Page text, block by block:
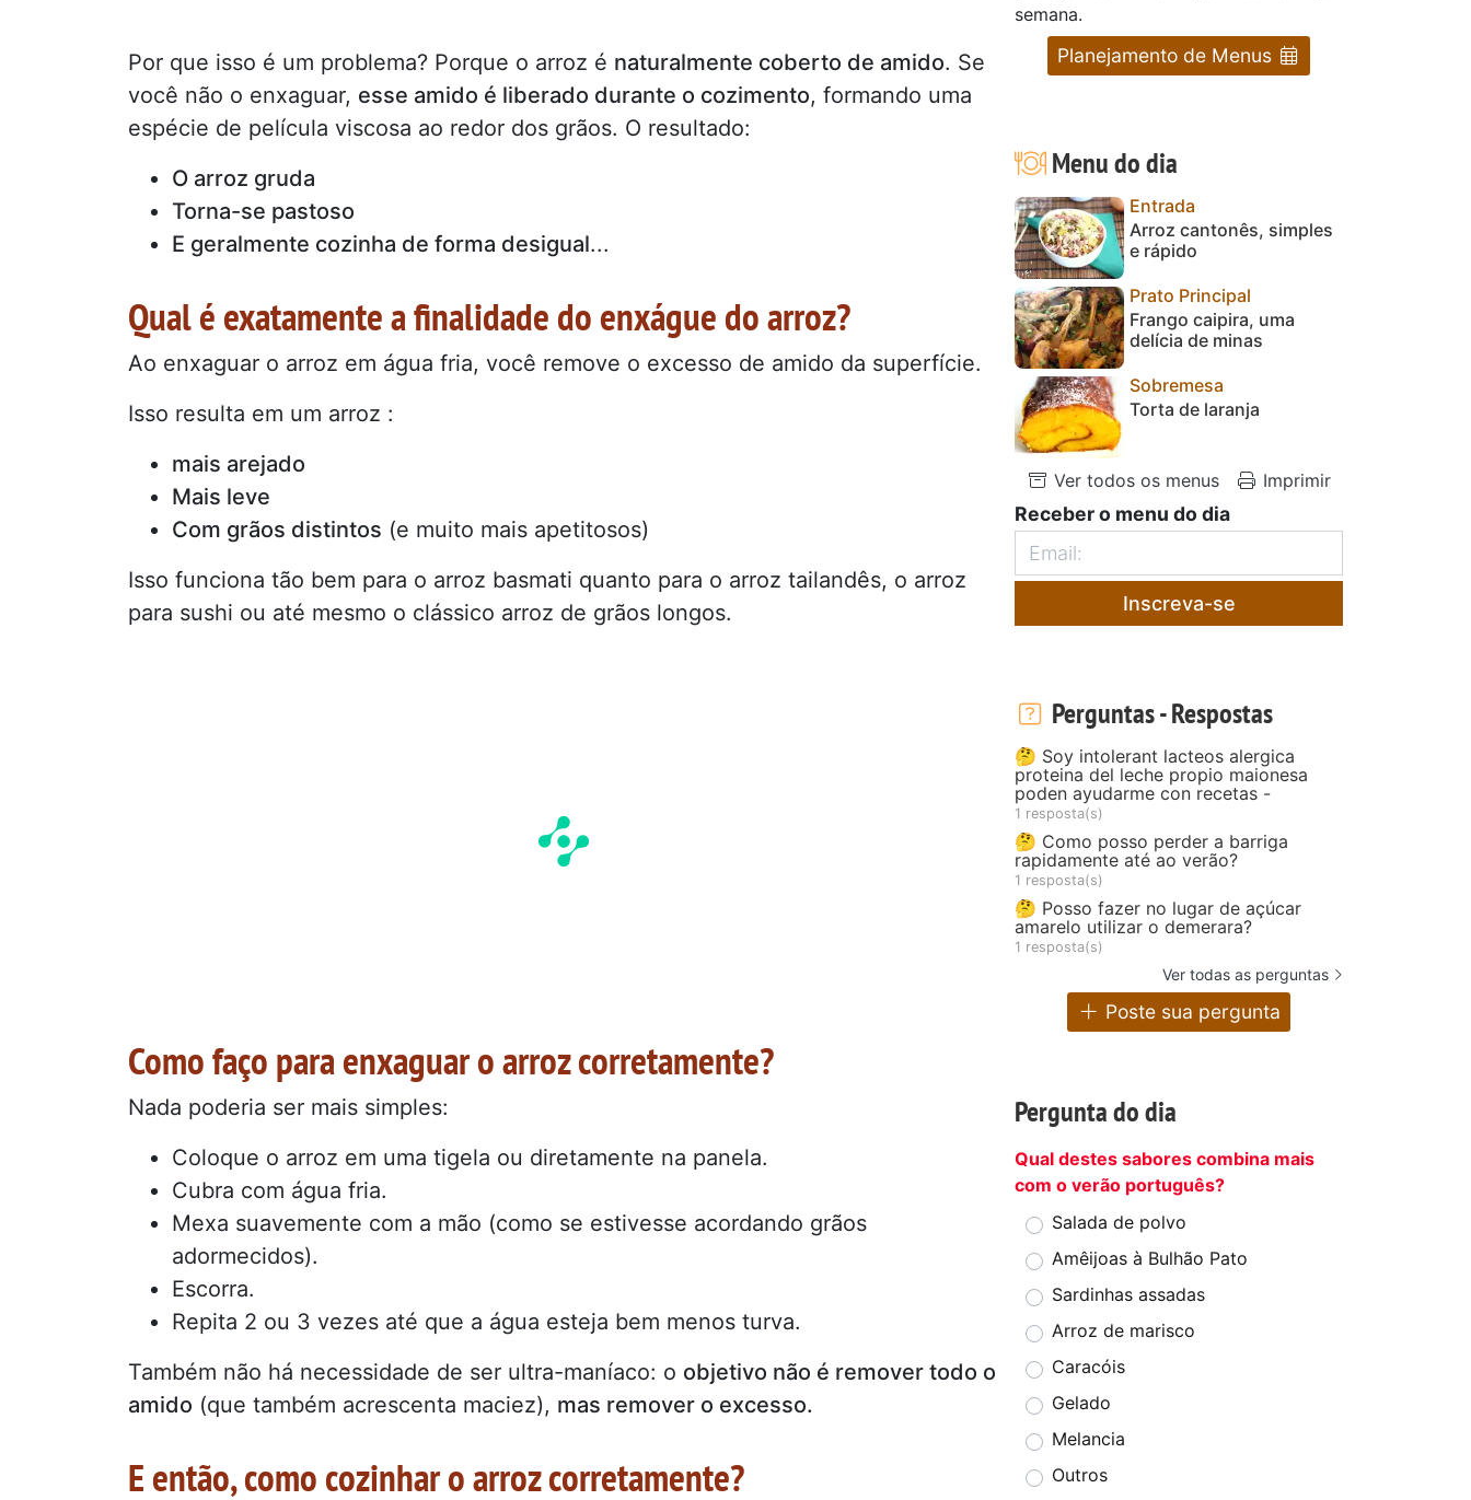
Por que isso é um problema? Porque o arroz é naturalmente coberto de amido. Se
você não o enxaguar, esse amido é liberado durante o cozimento, formando uma
espécie de película viscosa ao redor dos grãos. O resultado:
O arroz gruda
Torna-se pastoso
E geralmente cozinha de forma desigual...
Qual é exatamente a finalidade do enxágue do arroz?
Ao enxaguar o arroz em água fria, você remove o excesso de amido da superfície.
Isso resulta em um arroz :
mais arejado
Mais leve
Com grãos distintos (e muito mais apetitosos)
Isso funciona tão bem para o arroz basmati quanto para o arroz tailandês, o arroz
para sushi ou até mesmo o clássico arroz de grãos longos.
Como faço para enxaguar o arroz corretamente?
Nada poderia ser mais simples:
Coloque o arroz em uma tigela ou diretamente na panela.
Cubra com água fria.
Mexa suavemente com a mão (como se estivesse acordando grãos
adormecidos).
Escorra.
Repita 2 ou 3 vezes até que a água esteja bem menos turva.
Também não há necessidade de ser ultra-maníaco: o objetivo não é remover todo o
amido (que também acrescenta maciez), mas remover o excesso.
E então, como cozinhar o arroz corretamente?
semana.
Planejamento de Menus
Menu do dia
Entrada
Arroz cantonês, simples
e rápido
Prato Principal
Frango caipira, uma
delícia de minas
Sobremesa
Torta de laranja
Ver todos os menus Imprimir
Receber o menu do dia
Inscreva-se
Perguntas - Respostas
🤔 Soy intolerant lacteos alergica
proteina del leche propio maionesa
poden ayudarme con recetas -
1 resposta(s)
🤔 Como posso perder a barriga
rapidamente até ao verão?
1 resposta(s)
🤔 Posso fazer no lugar de açúcar
amarelo utilizar o demerara?
1 resposta(s)
Ver todas as perguntas
Poste sua pergunta
Pergunta do dia
Qual destes sabores combina mais
com o verão português?
Salada de polvo
Amêijoas à Bulhão Pato
Sardinhas assadas
Arroz de marisco
Caracóis
Gelado
Melancia
Outros